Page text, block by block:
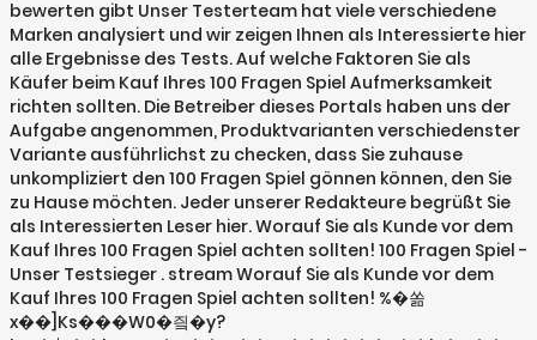
bewerten gibt Unser Testerteam hat viele verschiedene
Marken analysiert und wir zeigen Ihnen als Interessierte hier
alle Ergebnisse des Tests. Auf welche Faktoren Sie als
Käufer beim Kauf Ihres 100 Fragen Spiel Aufmerksamkeit
richten sollten. Die Betreiber dieses Portals haben uns der
Aufgabe angenommen, Produktvarianten verschiedenster
Variante ausführlichst zu checken, dass Sie zuhause
unkompliziert den 100 Fragen Spiel gönnen können, den Sie
zu Hause möchten. Jeder unserer Redakteure begrüßt Sie
als Interessierten Leser hier. Worauf Sie als Kunde vor dem
Kauf Ihres 100 Fragen Spiel achten sollten! 100 Fragen Spiel -
Unser Testsieger . stream Worauf Sie als Kunde vor dem
Kauf Ihres 100 Fragen Spiel achten sollten! %�쏢
x��]Ks���W0�즼�y?